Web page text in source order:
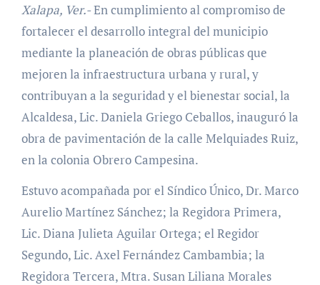
Xalapa, Ver.-En cumplimiento al compromiso de
fortalecer el desarrollo integral del municipio
mediante la planeación de obras públicas que
mejoren la infraestructura urbana y rural, y
contribuyan a la seguridad y el bienestar social, la
Alcaldesa, Lic. Daniela Griego Ceballos, inauguró la
obra de pavimentación de la calle Melquiades Ruiz,
en la colonia Obrero Campesina.
Estuvo acompañada por el Síndico Único, Dr. Marco
Aurelio Martínez Sánchez; la Regidora Primera,
Lic. Diana Julieta Aguilar Ortega; el Regidor
Segundo, Lic. Axel Fernández Cambambia; la
Regidora Tercera, Mtra. Susan Liliana Morales